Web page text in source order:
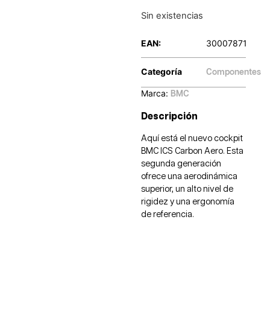
Sin existencias
EAN: 30007871
Categoría Componentes
Marca: BMC
Descripción
Aquí está el nuevo cockpit
BMC ICS Carbon Aero. Esta
segunda generación
ofrece una aerodinámica
superior, un alto nivel de
rigidez y una ergonomía
de referencia.